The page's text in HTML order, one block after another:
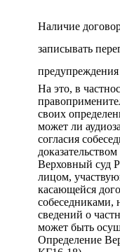
Наличие
записывать
предупреждения
На это, в
своих
может ли
согласия
Верховный суд
лицом,
касающейся
собеседниками,
сведений о
может быть
Определение